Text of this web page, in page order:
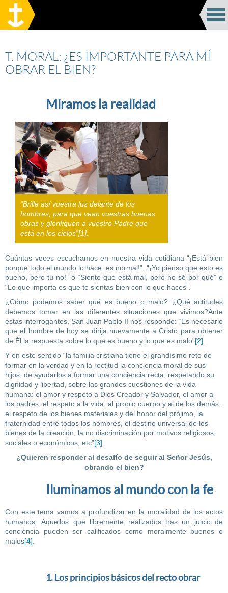
T. MORAL: ¿ES IMPORTANTE PARA MÍ
OBRAR EL BIEN?
Miramos la realidad
“Brille así vuestra luz delante de los
hombres, para que vean vuestras buenas
obras y glorifiquen a vuestro Padre que
está en los cielos”[1].
Cuántas veces escuchamos en nuestra vida cotidiana “¡Está bien
porque todo el mundo lo hace: es normal!”, “¡Yo pienso que esto es
bueno, pero tú no!” o “Siento que está mal, pero no sé por qué” o
“Lo que importa es que te sientas bien con lo que haces”.
¿Cómo podemos saber qué es bueno o malo? ¿Qué actitudes
debemos tomar en las diferentes situaciones que vivimos?Ante
estas interrogantes, San Juan Pablo II nos responde: “Es necesario
que el hombre de hoy se dirija nuevamente a Cristo para obtener
de Él la respuesta sobre lo que es bueno y lo que es malo”[2]
Y en este sentido “la familia cristiana tiene el grandísimo reto de
formar en la verdad y en la rectitud la conciencia moral de sus
hijos, de ayudarlos a formar una conciencia recta, respetando su
dignidad y libertad, sobre las grandes cuestiones de la vida
humana: el amor y respeto a Dios Creador y Salvador, el amor a
los padres, el respeto a la vida, al propio cuerpo y al de los demás,
el respeto de los bienes materiales y del honor del prójimo, la
fraternidad entre todos los hombres, el destino universal de los
bienes de la creación, la no discriminación por motivos religiosos,
sociales o económicos, etc”[3]
¿Quieren responder al desafío de seguir al Señor Jesús,
obrando el bien?
Iluminamos al mundo con la fe
Con este tema vamos a profundizar en la moralidad de los actos
humanos. Aquellos que libremente realizados tras un juicio de
conciencia pueden ser calificados como moralmente buenos o
malos[4]
1. Los principios básicos del recto obrar